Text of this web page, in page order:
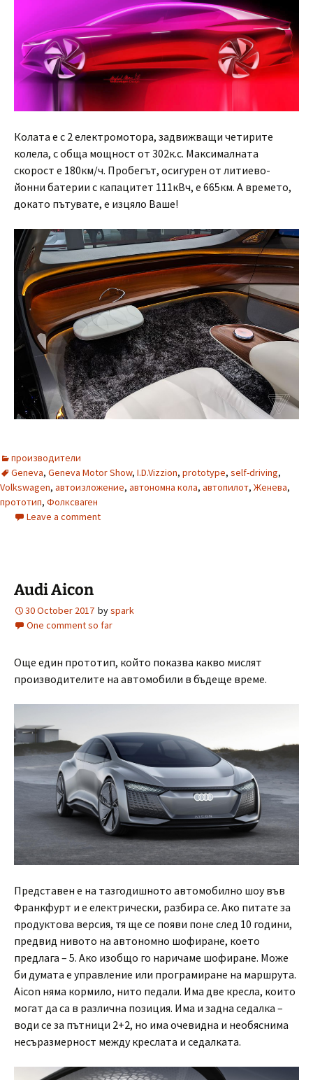
Колата е с 2 електромотора, задвижващи четирите
колела, с обща мощност от 302к.с. Максималната
скорост е 180км/ч. Пробегът, осигурен от литиево-
йонни батерии с капацитет 111кВч, е 665км. А времето,
докато пътувате, е изцяло Ваше!
производители
Geneva, Geneva Motor Show, I.D.Vizzion, prototype, self-driving,
Volkswagen, автоизложение, автономна кола, автопилот, Женева,
прототип, Фолксваген
Leave a comment
Audi Aicon
30 October 2017 byspark
One comment so far
Още един прототип, който показва какво мислят
производителите на автомобили в бъдеще време.
Представен e на тазгодишното автомобилно шоу във
Франкфурт и е електрически, разбира се. Ако питате за
продуктова версия, тя ще се появи поне след 10 години,
предвид нивото на автономно шофиране, което
предлага – 5. Ако изобщо го наричаме шофиране. Може
би думата е управление или програмиране на маршрута.
Aicon няма кормило, нито педали. Има две кресла, които
могат да са в различна позиция. Има и задна седалка –
води се за пътници 2+2, но има очевидна и необяснима
несъразмерност между креслата и седалката.